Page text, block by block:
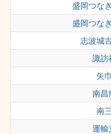
盛岡つな
盛岡つな
志波城
諏訪
矢
南昌
南
運輸